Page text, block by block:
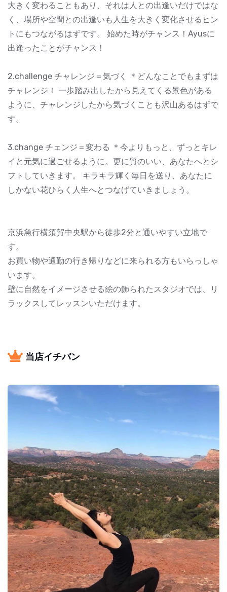
大きく変わることもあり、それは人との出逢いだけではな
く、場所や空間との出逢いも人生を大きく変化させるヒン
トにもつながるはずです。 始めた時がチャンス！Ayusに
出逢ったことがチャンス！
2.challenge チャレンジ＝気づく ＊どんなことでもまずは
チャレンジ！ 一歩踏み出したから見えてくる景色がある
ように、チャレンジしたから気づくことも沢山あるはずで
す。
3.change チェンジ＝変わる ＊今よりもっと、ずっとキレ
イと元気に過ごせるように。更に質のいい、あなたへとシ
フトしていきます。 キラキラ輝く毎日を送り、あなたに
しかない花ひらく人生へとつなげていきましょう。
京浜急行横須賀中央駅から徒歩2分と通いやすい立地で
す。
お買い物や通勤の行き帰りなどに来られる方もいらっしゃ
います。
壁に自然をイメージさせる絵の飾られたスタジオでは、リ
ラックスしてレッスンいただけます。
当店イチバン